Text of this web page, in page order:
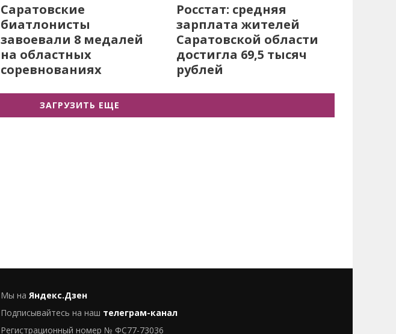
Саратовские
биатлонисты
завоевали 8 медалей
на областных
соревнованиях
Росстат: средняя
зарплата жителей
Саратовской области
достигла 69,5 тысяч
рублей
ЗАГРУЗИТЬ ЕЩЕ
Мы на Яндекс.Дзен
Подписывайтесь на наш телеграм-канал
Регистрационный номер № ФС77-73036